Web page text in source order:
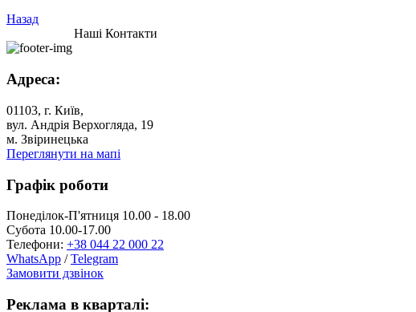
Назад
Наші Контакти
Адреса:
01103, г. Київ,
вул. Андрія Верхогляда, 19
м. Звіринецька
Переглянути на мапі
Графік роботи
Понеділок-П'ятниця 10.00 - 18.00
Субота 10.00-17.00
Телефони: +38 044 22 000 22
WhatsApp /Telegram
Замовити дзвінок
Реклама в кварталі: